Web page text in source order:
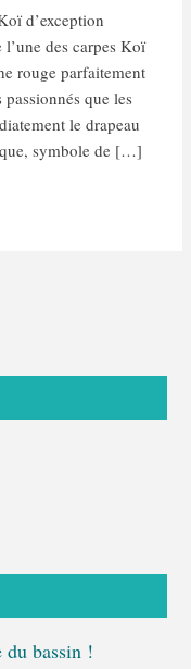
d’exception
des carpes Koï
rouge parfaitement
que les
le drapeau
symbole de […]
bassin !